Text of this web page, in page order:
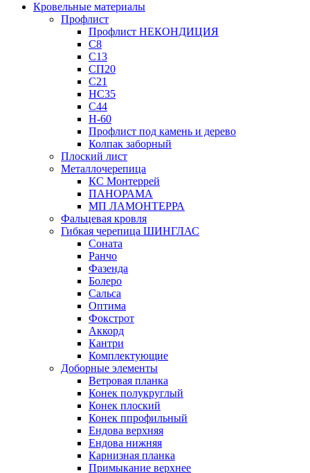
Кровельные материалы
Профлист
Профлист НЕКОНДИЦИЯ
С8
С13
СП20
С21
НС35
С44
Н-60
Профлист под камень и дерево
Колпак заборный
Плоский лист
Металлочерепица
КС Монтеррей
ПАНОРАМА
МП ЛАМОНТЕРРА
Фальцевая кровля
Гибкая черепица ШИНГЛАС
Соната
Ранчо
Фазенда
Болеро
Сальса
Оптима
Фокстрот
Аккорд
Кантри
Комплектующие
Доборные элементы
Ветровая планка
Конек полукруглый
Конек плоский
Конек ппрофильный
Ендова верхняя
Ендова нижняя
Карнизная планка
Примыкание верхнее